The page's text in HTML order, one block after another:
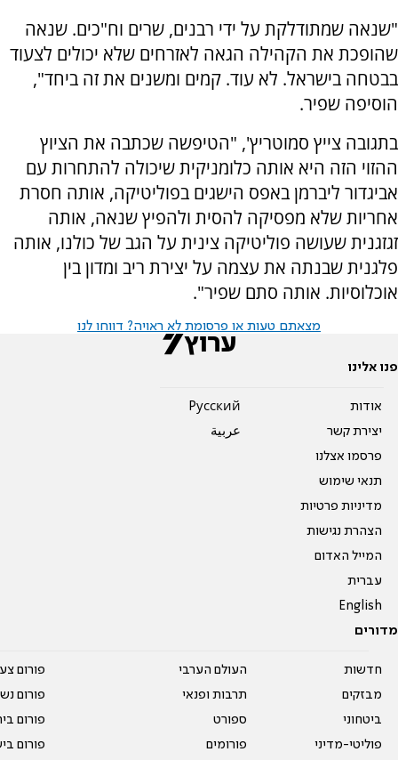
"שנאה שמתודלקת על ידי רבנים, שרים וח"כים. שנאה
שהופכת את הקהילה הגאה לאזרחים שלא יכולים לצעוד
בבטחה בישראל. לא עוד. קמים ומשנים את זה ביחד",
הוסיפה שפיר.
בתגובה צייץ סמוטריץ', "הטיפשה שכתבה את הציוץ
ההזוי הזה היא אותה כלומניקית שיכולה להתחרות עם
אביגדור ליברמן באפס הישגים בפוליטיקה, אותה חסרת
אחריות שלא מפסיקה להסית ולהפיץ שנאה, אותה
זגזגנית שעושה פוליטיקה צינית על הגב של כולנו, אותה
פלגנית שבנתה את עצמה על יצירת ריב ומדון בין
אוכלוסיות. אותה סתם שפיר".
מצאתם טעות או פרסומת לא ראויה? דווחו לנו
פנו אלינו
אודות
יצירת קשר
פרסמו אצלנו
תנאי שימוש
מדיניות פרטיות
הצהרת נגישות
המייל האדום
עברית
English
Pусский
عربية
מדורים
חדשות
מבזקים
ביטחוני
פוליטי-מדיני
העולם הערבי
תרבות ופנאי
ספורט
פורומים
פורום
פורום
פורום
פורום